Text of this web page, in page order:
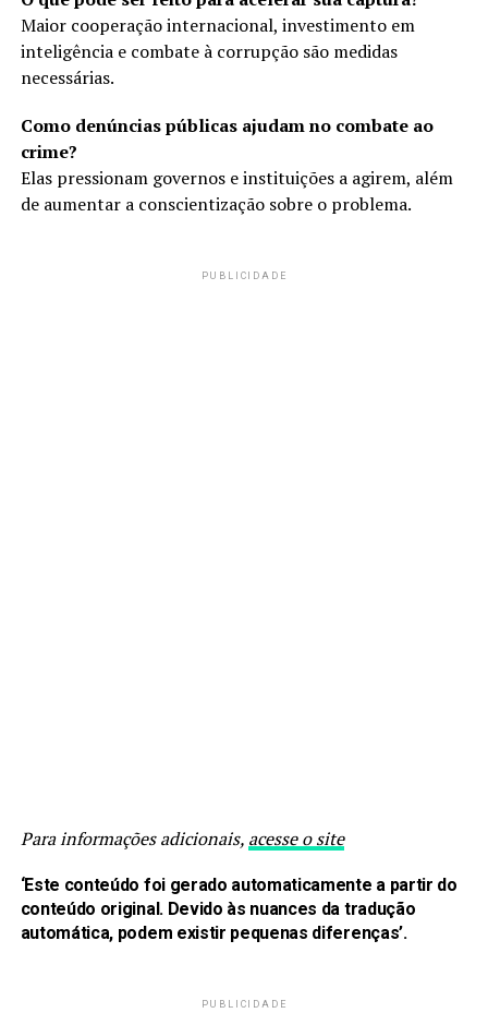
Maior cooperação internacional, investimento em
inteligência e combate à corrupção são medidas
necessárias.
Como denúncias públicas ajudam no combate ao
crime?
Elas pressionam governos e instituições a agirem, além
de aumentar a conscientização sobre o problema.
PUBLICIDADE
Para informações adicionais, acesse o site
‘Este conteúdo foi gerado automaticamente a partir do
conteúdo original. Devido às nuances da tradução
automática, podem existir pequenas diferenças’.
PUBLICIDADE